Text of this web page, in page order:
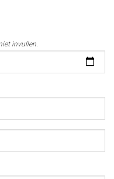
invullen.